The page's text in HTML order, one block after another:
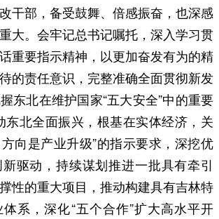
干部，备受鼓舞、倍感振奋，也深感
大。会牢记总书记嘱托，深入学习贯
重要指示精神，以更加奋发有为的精
的责任意识，完整准确全面贯彻新发
东北在维护国家“五大安全”中的重要
东北全面振兴，根基在实体经济，关
向是产业升级”的指示要求，深挖优
驱动，持续谋划推进一批具有牵引
性的重大项目，推动构建具有吉林特
系，深化“五个合作”扩大高水平开